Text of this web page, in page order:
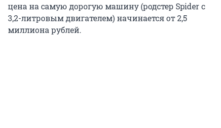
цена на самую дорогую машину (родстер Spider с
3,2-литровым двигателем) начинается от 2,5
миллиона рублей.